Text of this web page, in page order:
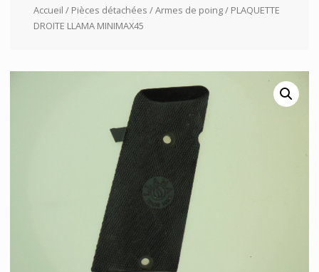
Accueil / Pièces détachées /Armes de poing/ PLAQUETTE
DROITE LLAMA MINIMAX45